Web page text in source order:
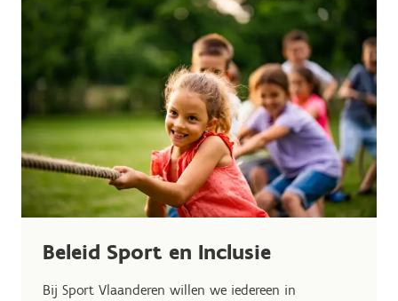
Beleid Sport en Inclusie
Bij Sport Vlaanderen willen we iedereen in